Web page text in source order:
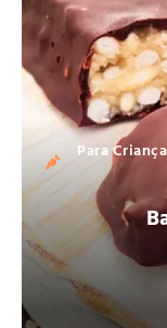
Para